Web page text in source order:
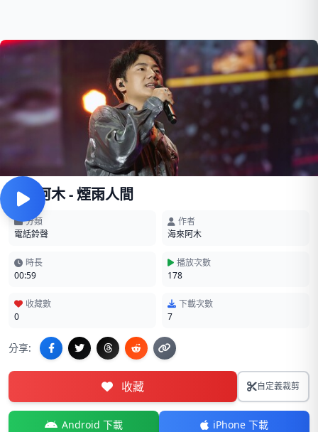
海來阿木 - 煙雨人間
分類
電話鈴聲
作者
海來阿木
時長
00:59
播放次數
178
收藏數
0
下載次數
7
分享:
收藏 自定義裁剪
Android 下載 iPhone 下載